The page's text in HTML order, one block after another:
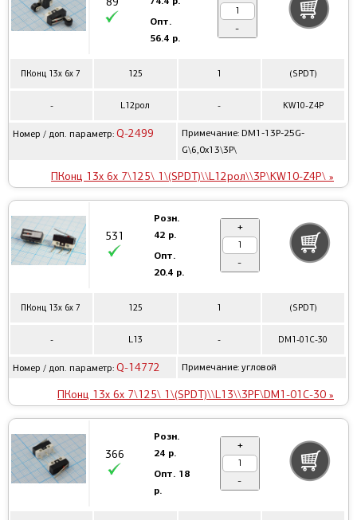
ПКонц 13x 6x 7 125 1 (SPDT)
- L12рол - KW10-Z4P
Номер / доп. параметр: Q-2499
Примечание: DM1-13P-25G-
G\6,0x13\3P\
ПКонц 13x 6x 7\125\ 1\(SPDT)\\L12рол\\3P\KW10-Z4P\ »
Опт.
56.4 р.
-
ПКонц 13x 6x 7 125 1 (SPDT)
- L13 - DM1-01C-30
Номер / доп. параметр: Q-14772 Примечание: угловой
ПКонц 13x 6x 7\125\ 1\(SPDT)\\L13\\3PF\DM1-01C-30 »
531
Розн.
42 р.
Опт.
20.4 р.
+
-
366
Розн.
24 р.
Опт. 18
р.
+
-